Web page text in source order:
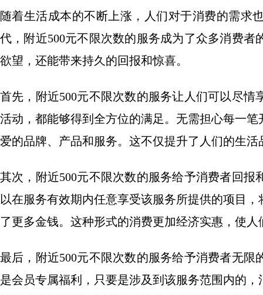
随着生活成本的不断上涨，人们对于消费的需求
代，附近500元不限次数的服务成为了众多消费
欲望，还能带来持久的回报和惊喜。
首先，附近500元不限次数的服务让人们可以尽
活动，都能够得到全方位的满足。无需担心每一
爱的品牌、产品和服务。这不仅提升了人们的生
其次，附近500元不限次数的服务给予消费者回
以在服务有效期内任意享受该服务所提供的项目
了更多金钱。这种形式的消费更加经济实惠，使
最后，附近500元不限次数的服务给予消费者无
是会员专属福利，只要是涉及到该服务范围内的